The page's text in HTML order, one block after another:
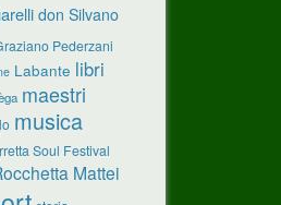
don Silvano
Pederzani
Labante libri
maestri
musica
Soul Festival
Mattei